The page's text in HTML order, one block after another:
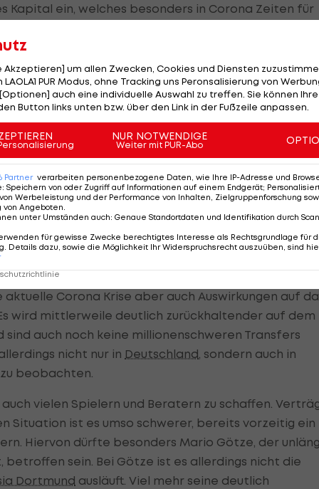
Kapital ein, welches besonders in Corona Zeiten für
hat.
deutschen Bundesligavereine
Fußball Bundesliga ist für viele Vereine
Einnahmen könnten viele Klubs in starke finanzielle
nicht unbedingt die Schwergewichte aus München
der Mittelklasse, die generell schon einen
haben, können ernsthafte Probleme bekommen.
können diese Folgen abgewendet werden. Denn
manchen Vereinen aus der 1. Bundesliga und der 2.
Corona Krise aber auch Auswirkungen auf
wird mittlerweile deutlich zurückhaltender auf dem
auch noch keine millionenschweren Transfers
nicht nur in Deutschland, sondern auch in
beobachten.
vielen Spielern und Beratern zu schaffen.
Situation ist es umso schwerer, bereits vorzeitig ein
Hiervon dürfte besonders Mario Götze, der
betroffen sein. Bei Götze ist es allerdings nicht die
Dortmund ausläuft. Viel mehr seine deutlich
Akzeptieren] um allen Zwecken, Cookies und Diensten
PUR Modus, ohne Tracking uns Peronsalisierung von
auch eine individuelle Auswahl zu treffen. Sie können
Button links unten bzw. über den Link in der Fußzeile anpassen.
NUR NOTWENDIGE
Weiter mit PUR-Abo
Partner verarbeiten personenbezogene Daten, wie Ihre IP-Adresse und
: Speichern von oder Zugriff auf Informationen auf einem Endgerät;
Werbeleistung und der Performance von Inhalten, Zielgruppenforschung
von Angeboten
unter Umständen auch: Genaue Standortdaten und Identifikation durch
für gewisse Zwecke berechtigtes Interesse als Rechtsgrundlage für
Details dazu, sowie die Möglichkeit Ihr Widerspruchsrecht auszuüben, sind